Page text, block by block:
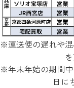
※運送便の遅れや
※年末年始の期間
日に